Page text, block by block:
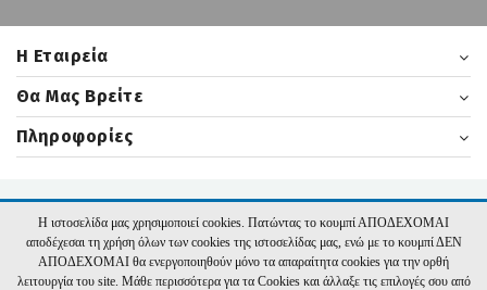
H Εταιρεία
Θα Μας Βρείτε
Πληροφορίες
Η ιστοσελίδα μας χρησιμοποιεί cookies. Πατώντας το κουμπί ΑΠΟΔΕΧΟΜΑΙ
αποδέχεσαι τη χρήση όλων των cookies της ιστοσελίδας μας, ενώ με το κουμπί ΔΕΝ
ΑΠΟΔΕΧΟΜΑΙ θα ενεργοποιηθούν μόνο τα απαραίτητα cookies για την ορθή
λειτουργία του site. Μάθε περισσότερα για τα Cookies και άλλαξε τις επιλογές σου από